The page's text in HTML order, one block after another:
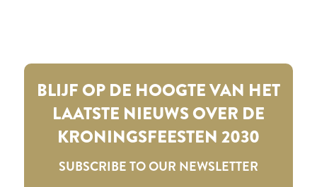
BLIJF OP DE HOOGTE VAN HET
LAATSTE NIEUWS OVER DE
KRONINGSFEESTEN 2030
SUBSCRIBE TO OUR NEWSLETTER